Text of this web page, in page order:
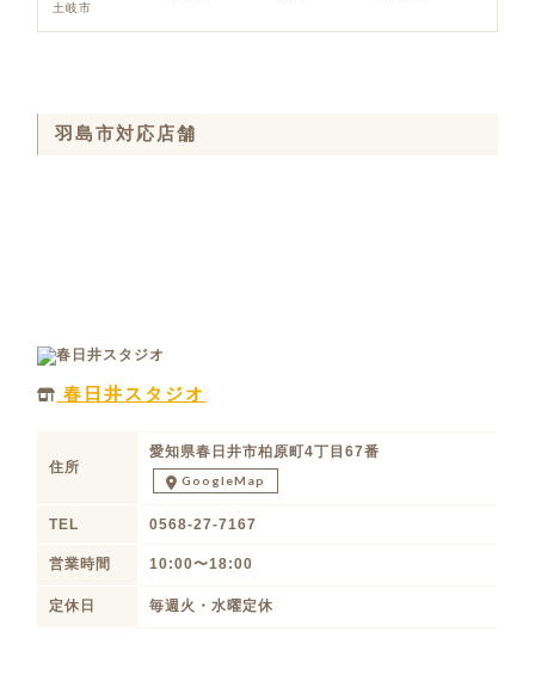
土岐市
羽島市対応店舗
春日井スタジオ
住所
愛知県春日井市柏原町4丁目67番
GoogleMap
TEL 0568-27-7167
営業時間 10:00〜18:00
定休日 毎週火・水曜定休